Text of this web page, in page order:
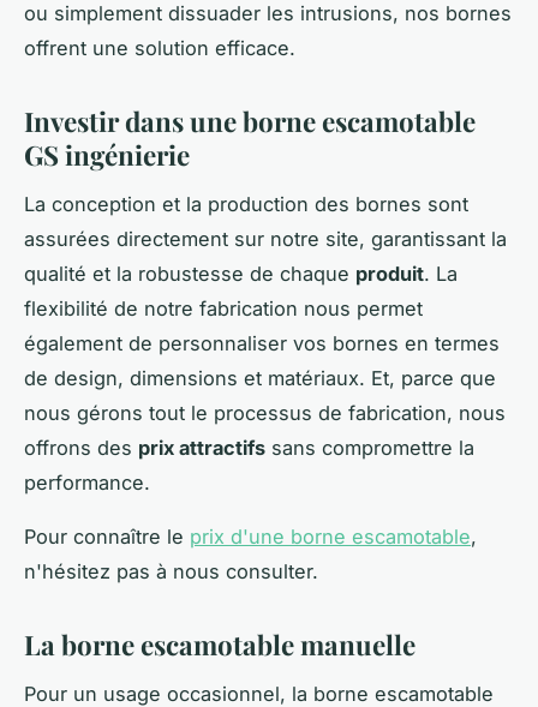
ou simplement dissuader les intrusions, nos bornes
offrent une solution efficace.
Investir dans une borne escamotable
GS ingénierie
La conception et la production des bornes sont
assurées directement sur notre site, garantissant la
qualité et la robustesse de chaque produit. La
flexibilité de notre fabrication nous permet
également de personnaliser vos bornes en termes
de design, dimensions et matériaux. Et, parce que
nous gérons tout le processus de fabrication, nous
offrons des prix attractifs sans compromettre la
performance.
Pour connaître le prix d'une borne escamotable,
n'hésitez pas à nous consulter.
La borne escamotable manuelle
Pour un usage occasionnel, la borne escamotable